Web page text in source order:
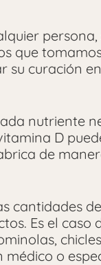
que
su curación
nutriente
D
de
cantidades
Es el caso
médico o